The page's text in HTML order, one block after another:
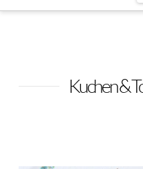
Kuchen &